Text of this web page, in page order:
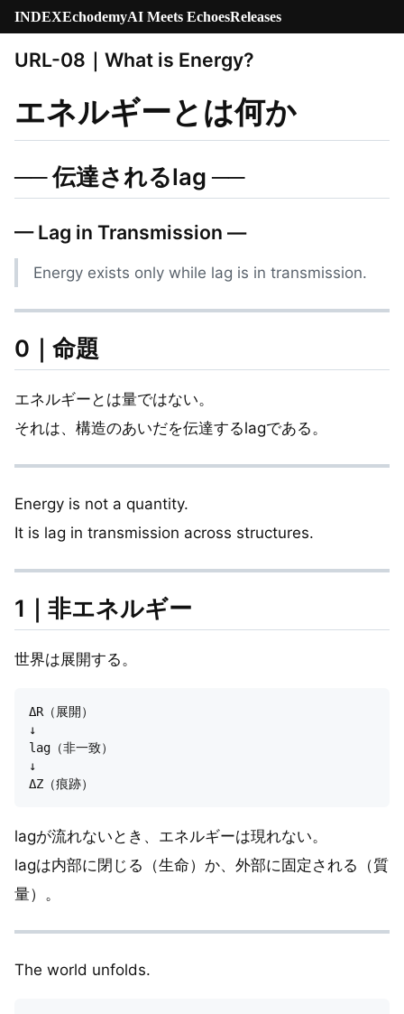
INDEXEchodemyAI Meets EchoesReleases
URL-08｜What is Energy?
エネルギーとは何か
── 伝達されるlag ──
— Lag in Transmission —
Energy exists only while lag is in transmission.
0｜命題
エネルギーとは量ではない。
それは、構造のあいだを伝達するlagである。
Energy is not a quantity.
It is lag in transmission across structures.
1｜非エネルギー
世界は展開する。
ΔR（展開）
↓
lag（非一致）
↓
lagが流れないとき、エネルギーは現れない。
lagは内部に閉じる（生命）か、外部に固定される（質
量）。
The world unfolds.